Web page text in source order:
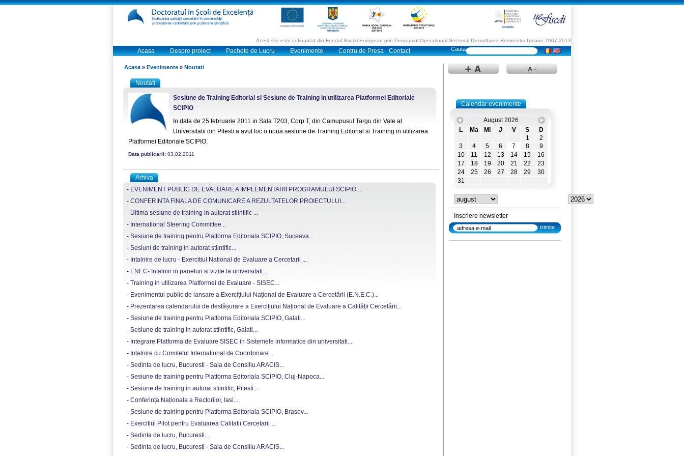
Acest site este cofinantat din Fondul Social European prin Programul Operational Sectorial Dezvoltarea Resurselor Umane 2007-2013
Acasa Despre proiect Pachete de Lucru Evenimente Centru de Presa Contact
Acasa » Evenimente » Noutati
Noutati
Sesiune de Training Editorial si Sesiune de Training in utilizarea Platformei Editoriale
SCIPIO
In data de 25 februarie 2011 in Sala T203, Corp T, din Camupusul Targu din Vale al
Universitatii din Pitesti a avut loc o noua sesiune de Training Editorial si Training in utilizarea
Platformei Editoriale SCIPIO.
Data publicarii: 03.02.2011
Arhiva
- EVENIMENT PUBLIC DE EVALUARE A IMPLEMENTARII PROGRAMULUI SCIPIO ...
- CONFERINTA FINALA DE COMUNICARE A REZULTATELOR PROIECTULUI...
- Ultima sesiune de training in autorat stiintific ...
- International Steering Committee...
- Sesiune de training pentru Platforma Editoriala SCIPIO, Suceava...
- Sesiuni de training in autorat stiintific...
- Intalnire de lucru - Exercitiul National de Evaluare a Cercetarii ...
- ENEC- Intalniri in paneluri si vizite la universitati...
- Training in utilizarea Platformei de Evaluare - SISEC...
- Evenimentul public de lansare a Exercițiului Național de Evaluare a Cercetării (E.N.E.C.)...
- Prezentarea calendarului de desfășurare a Exercițiului Național de Evaluare a Calității Cercetării...
- Sesiune de training pentru Platforma Editoriala SCIPIO, Galati...
- Sesiune de training in autorat stiintific, Galati...
- Integrare Platforma de Evaluare SISEC in Sistemele informatice din universitati...
- Intalnire cu Comitetul International de Coordonare...
- Sedinta de lucru, Bucuresti - Sala de Consiliu ARACIS...
- Sesiune de training pentru Platforma Editoriala SCIPIO, Cluj-Napoca...
- Sesiune de training in autorat stiintific, Pitesti...
- Conferința Naționala a Rectorilor, Iasi...
- Sesiune de training pentru Platforma Editoriala SCIPIO, Brasov...
- Exercitiul Pilot pentru Evaluarea Calitatii Cercetarii ...
- Sedinta de lucru, Bucuresti...
- Sedinta de lucru, Bucuresti - Sala de Consiliu ARACIS...
Calendar evenimente
August 2026
L
Ma Mi J V S
D
1
2
3
4 5 6 7 8
9
10
11 12 13 14 15
16
17
18 19 20 21 22
23
24
25 26 27 28 29
30
31
Inscriere newsletter